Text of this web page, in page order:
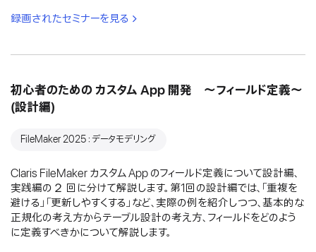
録画されたセミナーを見る
初心者のための カスタム App 開発 〜フィールド定義〜
(設計編)
FileMaker 2025：データモデリング
Claris FileMaker カスタム App のフィールド定義について設計編、
実践編の２ 回に分けて解説します。第1回の設計編では、「重複を
避ける」「更新しやすくする」など、実際の例を紹介しつつ、基本的な
正規化の考え方からテーブル設計の考え方、フィールドをどのよう
に定義すべきかについて解説します。